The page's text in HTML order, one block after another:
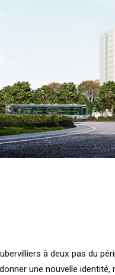
à deux pas du
une nouvelle